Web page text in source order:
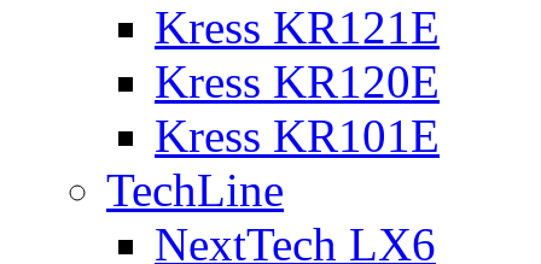
Kress KR121E
Kress KR120E
Kress KR101E
TechLine
NextTech LX6